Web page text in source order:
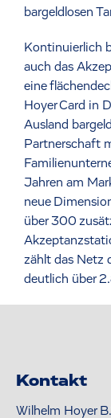
bargeldlosen
Kontinuierlich
auch das
eine
Hoyer Card in
Ausland
Partnerschaft
Jahren am
neue
über 300
zählt das Netz
deutlich über
Kontakt
Wilhelm Hoyer